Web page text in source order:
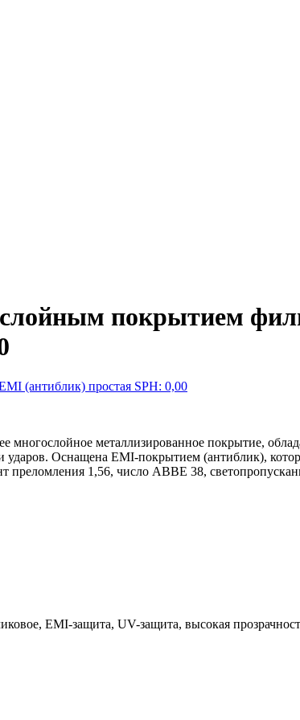
покрытием
многослойное металлизированное покрытие,
Оснащена EMI-покрытием (антиблик),
преломления 1,56, число АВВЕ 38,
EMI-защита, UV-защита, высокая